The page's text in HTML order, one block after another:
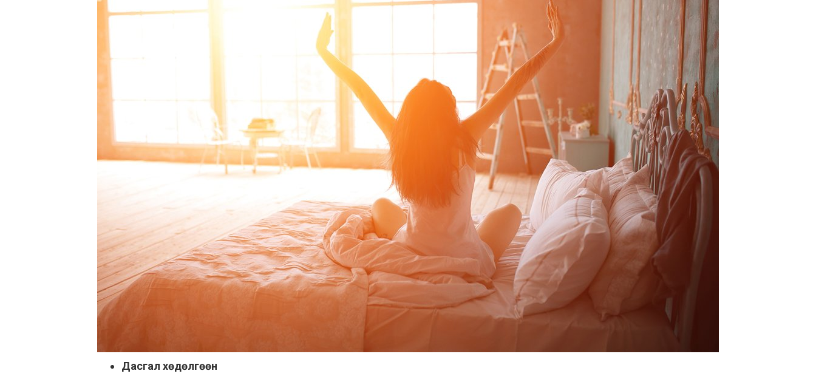
Дасгал хөдөлгөөн